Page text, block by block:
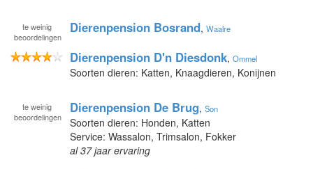
te weinig
beoordelingen
Dierenpension Bosrand, Waalre
Dierenpension D'n Diesdonk, Ommel
Soorten dieren: Katten, Knaagdieren, Konijnen
te weinig
beoordelingen
Dierenpension De Brug, Son
Soorten dieren: Honden, Katten
Service: Wassalon, Trimsalon, Fokker
al 37 jaar ervaring